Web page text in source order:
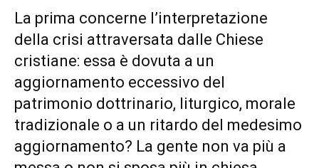
La prima concerne l’interpretazione
della crisi attraversata dalle Chiese
cristiane: essa è dovuta a un
aggiornamento eccessivo del
patrimonio dottrinario, liturgico, morale
tradizionale o a un ritardo del medesimo
aggiornamento? La gente non va più a